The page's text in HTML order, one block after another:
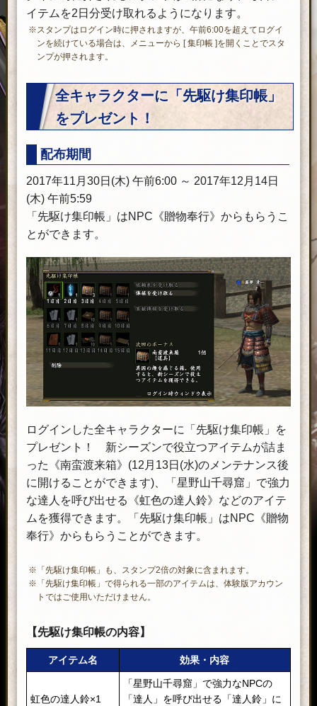
イテムを2日分受け取れるようになります。
※スタンプはログイン時に押されますが、午前6:00を超えてログイ
ンを続けている場合は、メニューから [ 集印帳 ]を開くことでスタ
ンプが押されます。
全キャラクターに「先駆け集印帳」
をプレゼント！
配布期間
2017年11月30日(木) 午前6:00 ～ 2017年12月14日
(木) 午前5:59
「先駆け集印帳」はNPC《贈物奉行》からもらうこ
とができます。
ログインした全キャラクターに「先駆け集印帳」を
プレゼント！ 新シーズンで役立つアイテムが詰ま
った《南蛮渡来箱》(12月13日(水)のメンテナンス後
に開けることができます)、「星野山千尋窟」で強力
な達人を呼び出せる《虹色の達人鈴》などのアイテ
ムを獲得できます。「先駆け集印帳」はNPC《贈物
奉行》からもらうことができます。
※「先駆け集印帳」も、スタンプ2倍の対象に含まれます。
※「先駆け集印帳」で得られる一部のアイテムは、体験版アカウン
トではご使用いただけません。
【先駆け集印帳の内容】
アイテム名 効果・内容
虹色の達人鈴×1
「星野山千尋窟」で強力なNPCの
「達人」を呼び出せる「達人鈴」に